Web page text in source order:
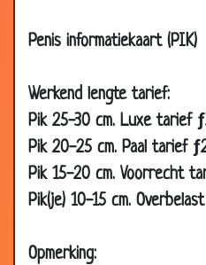
Penis informatiekaart (PIK)
Werkend lengte tarief:
Pik 25-30 cm. Luxe tarief
Pik 20-25 cm. Paal tarief
Pik 15-20 cm. Voorrecht
Pik(je) 10-15 cm.
Opmerking:
2015
2015
02 Jan
2015
De wedstrijd
28 Dec
2014
Overzwemmen
2014